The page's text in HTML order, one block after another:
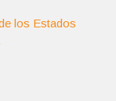
los Estados